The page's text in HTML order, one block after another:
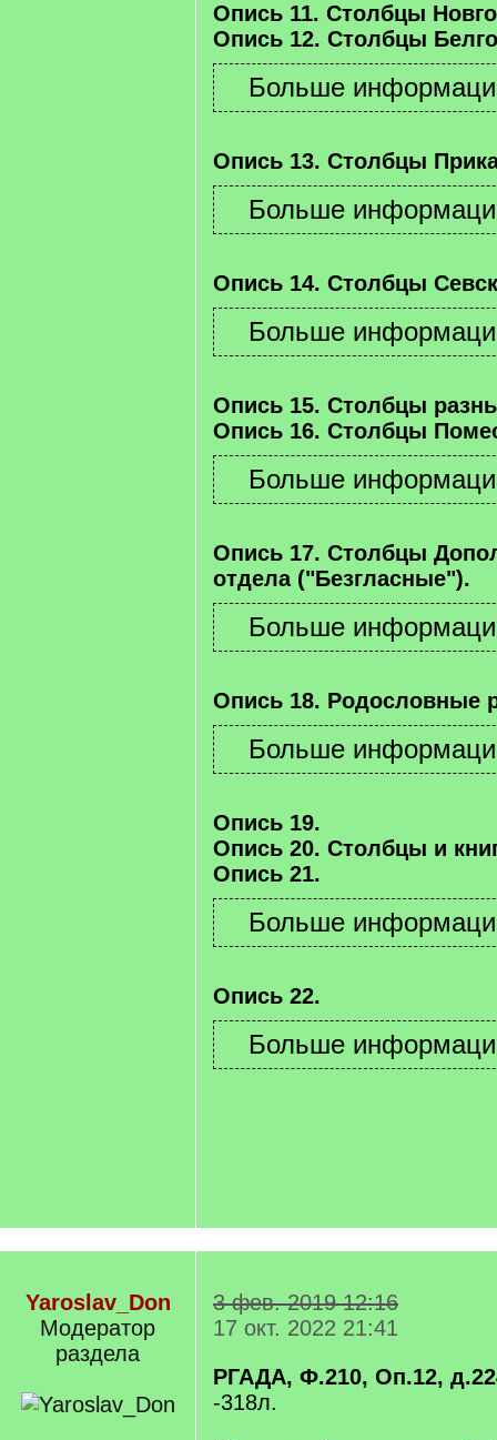
Опись 11. Столбцы
Опись 12. Столбцы
Опись 13. Столбцы
Опись 14. Столбцы
Опись 15. Столбцы
Опись 16. Столбцы
Опись 17. Столбцы
отдела ("Безгласные").
Опись 18. Родословные
Опись 19.
Опись 20. Столбцы и
Опись 21.
Опись 22.
Yaroslav_Don
Модератор
раздела
3 фев. 2019 12:16
17 окт. 2022 21:41
РГАДА, Ф.210, Оп.12,
-318л.